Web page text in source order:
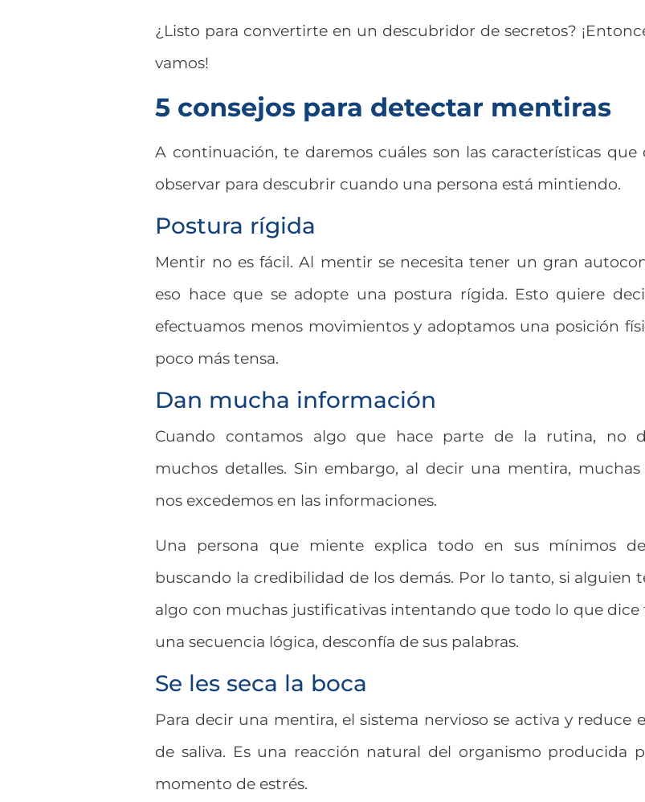
¿Listo para convertirte en un descubridor de secretos?
vamos!
5 consejos para detectar mentiras
A continuación, te daremos cuáles son las características que
observar para descubrir cuando una persona está mintiendo.
Postura rígida
Mentir no es fácil. Al mentir se necesita tener un gran
eso hace que se adopte una postura rígida. Esto quiere
efectuamos menos movimientos y adoptamos una posición
poco más tensa.
Dan mucha información
Cuando contamos algo que hace parte de la rutina, no
muchos detalles. Sin embargo, al decir una mentira, muchas
nos excedemos en las informaciones.
Una persona que miente explica todo en sus mínimos
buscando la credibilidad de los demás. Por lo tanto, si alguien
algo con muchas justificativas intentando que todo lo que dice
una secuencia lógica, desconfía de sus palabras.
Se les seca la boca
Para decir una mentira, el sistema nervioso se activa y reduce
de saliva. Es una reacción natural del organismo producida
momento de estrés.